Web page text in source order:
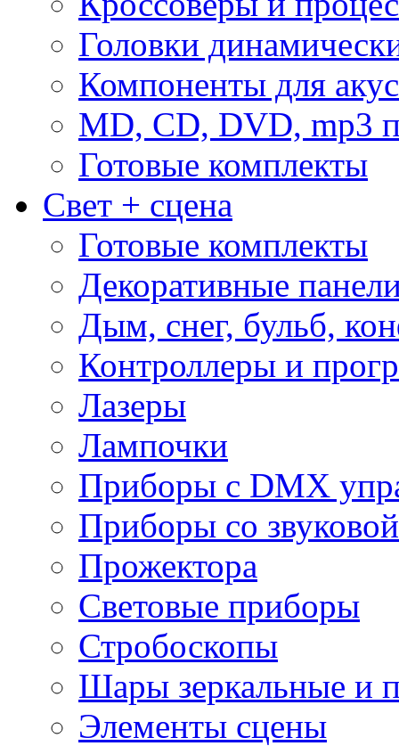
Головки
Компоненты для
MD, CD, DVD, mp3
Готовые комплекты
Свет + сцена
Готовые комплекты
Декоративные
Дым, снег, бульб,
Контроллеры и
Лазеры
Лампочки
Приборы с DMX
Приборы со
Прожектора
Световые приборы
Стробоскопы
Шары зеркальные и
Элементы сцены